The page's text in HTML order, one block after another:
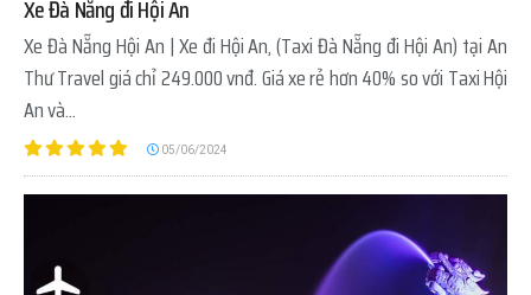
Xe Đà Nẵng đi Hội An
Xe Đà Nẵng Hội An | Xe đi Hội An, (Taxi Đà Nẵng đi Hội An) tại An
Thư Travel giá chỉ 249.000 vnđ. Giá xe rẻ hơn 40% so với Taxi Hội
An và...
05/06/2024